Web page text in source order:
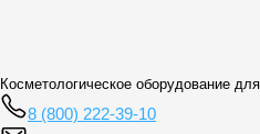
Косметологическое оборудование
8 (800) 222-39-10